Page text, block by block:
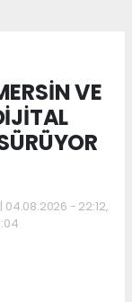
VE
- 22:12,